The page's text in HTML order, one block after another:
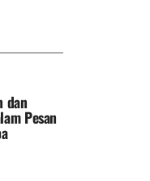
dan
Pesan